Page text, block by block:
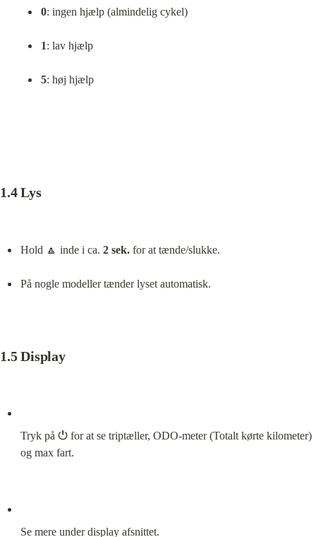
0: ingen hjælp (almindelig cykel)
1: lav hjælp
5: høj hjælp
1.4 Lys
Hold 🔼 inde i ca. 2 sek. for at tænde/slukke.
På nogle modeller tænder lyset automatisk.
1.5 Display
Tryk på ⏻ for at se triptæller, ODO-meter (Totalt kørte kilometer)
og max fart.
Se mere under display afsnittet.